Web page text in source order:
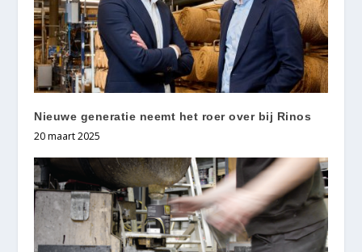
Nieuwe generatie neemt het roer over bij Rinos
20 maart 2025